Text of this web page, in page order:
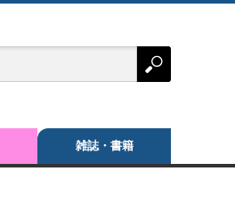
雑誌・書籍